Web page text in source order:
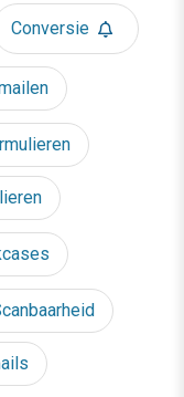
Conversie